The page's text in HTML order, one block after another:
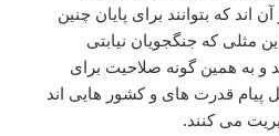
اند که بتوانند برای پایان چنین
مثلی که جنگجویان نیابتی
و به همین گونه صلاحیت برای
پیام قدرت های و کشور هایی اند
می کنند.